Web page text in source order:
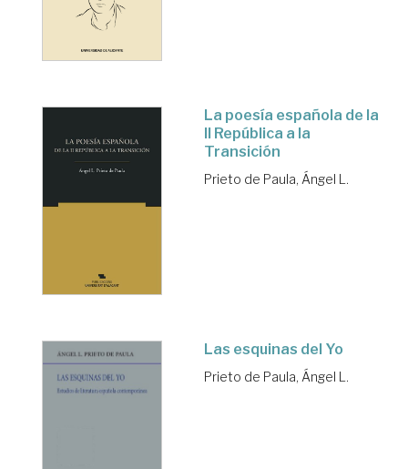
La poesía española de la
II República a la
Transición
Prieto de Paula, Ángel L.
Las esquinas del Yo
Prieto de Paula, Ángel L.